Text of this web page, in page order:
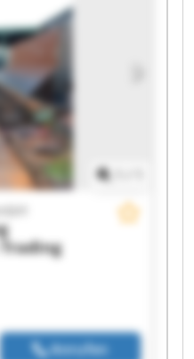
GmbH Bittermann
Trading GmbH
Bittermann Trading
GmbH Bittermann
Trading GmbH
Anrufen